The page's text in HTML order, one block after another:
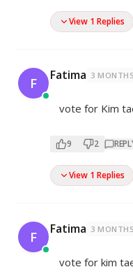
View 1 Replies
F Fatima 3
vote for Kim
9 2
View 1 Replies
F Fatima 3
vote for kim